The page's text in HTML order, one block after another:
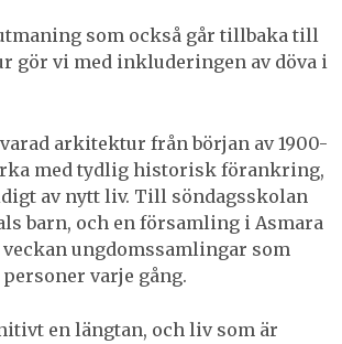
som också går tillbaka till
gör vi med inkluderingen av döva i
arkitektur från början av 1900-
med tydlig historisk förankring,
av nytt liv. Till söndagsskolan
barn, och en församling i Asmara
ungdomssamlingar som
varje gång.
en längtan, och liv som är